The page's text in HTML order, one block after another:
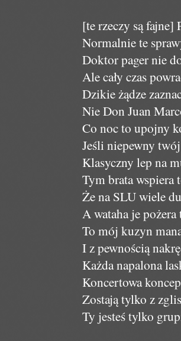
[te rzeczy są fajne]
Normalnie te
Doktor pager nie
Ale cały czas
Dzikie żądze
Nie Don Juan
Co noc to upojny
Jeśli niepewny
Klasyczny lep na
Tym brata wspiera
Że na SLU wiele
A wataha je
To mój kuzyn
I z pewnością
Każda napalona
Koncertowa
Zostają tylko z
Ty jesteś tylko